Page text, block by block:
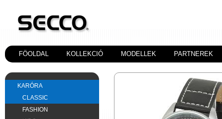
FÖOLDAL KOLLEKCIÓ MODELLEK PARTNEREK
KARÓRA
CLASSIC
FASHION